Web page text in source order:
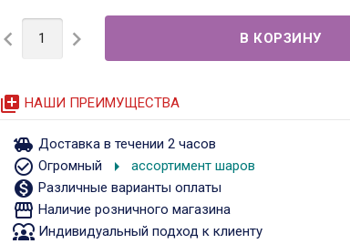
 
queue НАШИ ПРЕИМУЩЕСТВА
toys Доставка в течении 2 часов
check_circle_outline Огромный arrow_right ассортимент шаров
monetization_on Различные варианты оплаты
storefront Наличие розничного магазина
diversity_1Индивидуальный подход к клиенту